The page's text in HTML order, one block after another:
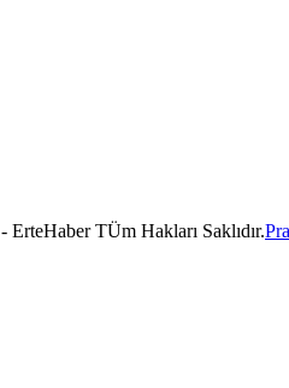
- ErteHaber TÜm Hakları Saklıdır.